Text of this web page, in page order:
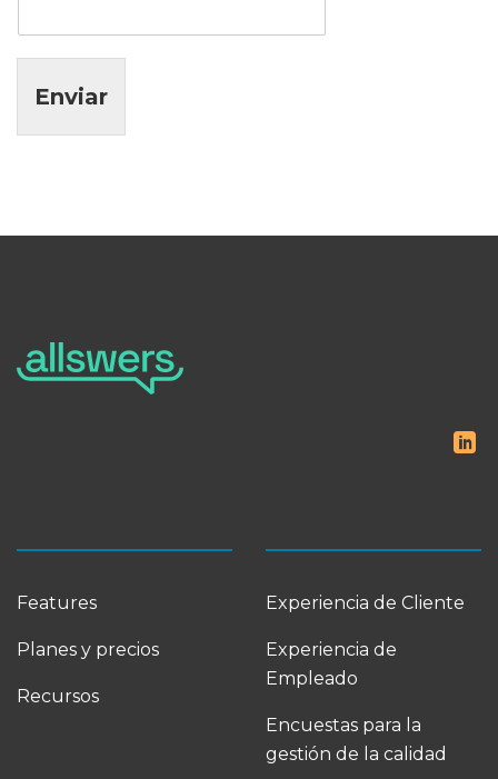
Enviar
Features
Planes y precios
Recursos
Experiencia de Cliente
Experiencia de
Empleado
Encuestas para la
gestión de la calidad